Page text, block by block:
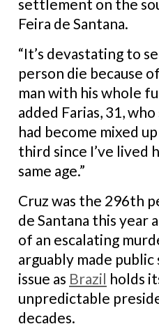
settlement on the
Feira de Santana.
“It’s devastating to
person die because
man with his whole
added Farias, 31,
had become mixed
third since I’ve lived
same age.”
Cruz was the 296th
de Santana this year
of an escalating
arguably made
issue as Brazil holds
unpredictable
decades.